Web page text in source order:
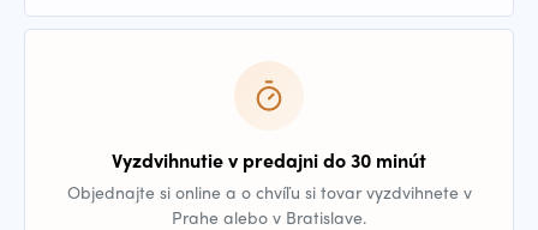
Vyzdvihnutie v predajni do 30 minút
Objednajte si online a o chvíľu si tovar vyzdvihnete v
Prahe alebo v Bratislave.